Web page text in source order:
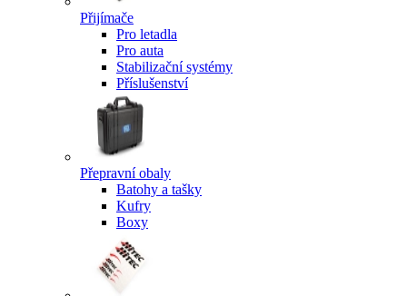
Přijímače
Pro letadla
Pro auta
Stabilizační systémy
Příslušenství
Přepravní obaly
Batohy a tašky
Kufry
Boxy